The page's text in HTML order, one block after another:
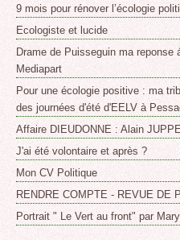
9 mois pour rénover l’écologie
Ecologiste et lucide
Drame de Puisseguin ma
Mediapart
Pour une écologie positive : ma
des journées d'été d'EELV à
Affaire DIEUDONNE : Alain
J'ai été volontaire et après ?
Mon CV Politique
RENDRE COMPTE - REVUE DE
Portrait " Le Vert au front" par